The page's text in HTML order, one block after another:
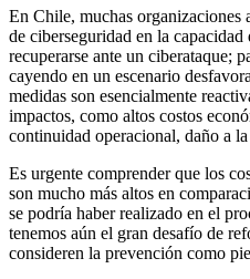
En Chile, muchas organizaciones
de ciberseguridad en la
recuperarse ante un ciberataque;
cayendo en un escenario
medidas son esencialmente
impactos, como altos costos
continuidad operacional, daño a
Es urgente comprender que los
son mucho más altos en
se podría haber realizado en el
tenemos aún el gran desafío de
consideren la prevención como